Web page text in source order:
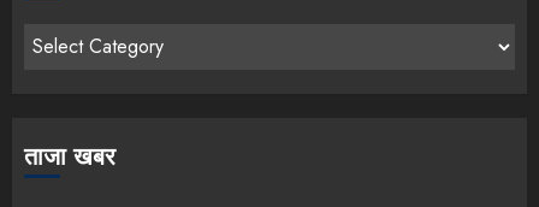
ताजा खबर